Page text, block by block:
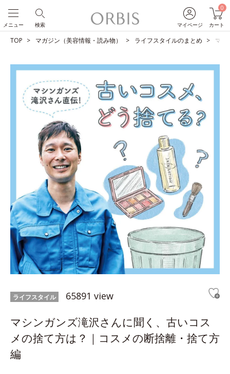
マイページ
0
カート
検索
メニュー
TOP マガジン（美容情報・読み物） ライフスタイルのまとめ マシ
ライフスタイル 65891 view
マシンガンズ滝沢さんに聞く、古いコス
メの捨て方は？｜コスメの断捨離・捨て方
編